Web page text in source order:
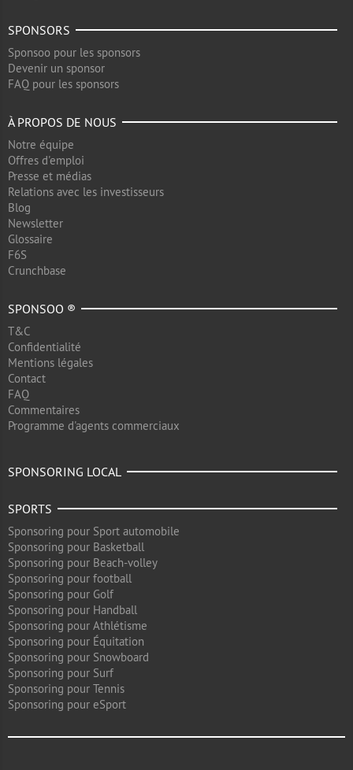
SPONSORS
Sponsoo pour les sponsors
Devenir un sponsor
FAQ pour les sponsors
À PROPOS DE NOUS
Notre équipe
Offres d'emploi
Presse et médias
Relations avec les investisseurs
Blog
Newsletter
Glossaire
F6S
Crunchbase
SPONSOO ®
T&C
Confidentialité
Mentions légales
Contact
FAQ
Commentaires
Programme d'agents commerciaux
SPONSORING LOCAL
SPORTS
Sponsoring pour Sport automobile
Sponsoring pour Basketball
Sponsoring pour Beach-volley
Sponsoring pour football
Sponsoring pour Golf
Sponsoring pour Handball
Sponsoring pour Athlétisme
Sponsoring pour Équitation
Sponsoring pour Snowboard
Sponsoring pour Surf
Sponsoring pour Tennis
Sponsoring pour eSport